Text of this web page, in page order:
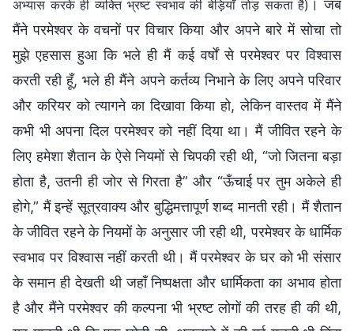
अभ्यास करके ही व्यक्ति भ्रष्ट स्वभाव की बेड़ियाँ तोड़ सकता है) । जब
मैंने परमेश्वर के वचनों पर विचार किया और अपने बारे में सोचा तो
मुझे एहसास हुआ कि भले ही मैं कई वर्षों से परमेश्वर पर विश्वास
करती रही हूँ, भले ही मैंने अपने कर्तव्य निभाने के लिए अपने परिवार
और करियर को त्यागने का दिखावा किया हो, लेकिन वास्तव में मैंने
कभी भी अपना दिल परमेश्वर को नहीं दिया था। मैं जीवित रहने के
लिए हमेशा शैतान के ऐसे नियमों से चिपकी रही थी, “जो जितना बड़ा
होता है, उतनी ही जोर से गिरता है” और “ऊँचाई पर तुम अकेले ही
होगे,” मैं इन्हें सूत्रवाक्य और बुद्धिमत्तापूर्ण शब्द मानती रही। मैं शैतान
के जीवित रहने के नियमों के अनुसार जी रही थी, परमेश्वर के धार्मिक
स्वभाव पर विश्वास नहीं करती थी। मैं परमेश्वर के घर को भी संसार
के समान ही देखती थी जहाँ निष्पक्षता और धार्मिकता का अभाव होता
है और मैंने परमेश्वर की कल्पना भी भ्रष्ट लोगों की तरह ही की थी,